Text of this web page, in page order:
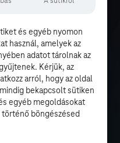
és egyéb nyomon
használ, amelyek az
adatot tárolnak az
Kérjük, az
arról, hogy az oldal
bekapcsolt sütiken
egyéb megoldásokat
böngészésed